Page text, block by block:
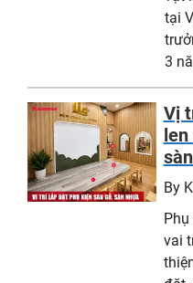
tại
3
Vị
By
vai